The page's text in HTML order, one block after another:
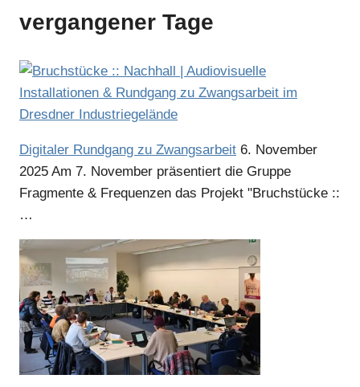
vergangener Tage
Digitaler Rundgang zu Zwangsarbeit 6. November
2025 Am 7. November präsentiert die Gruppe
Fragmente & Frequenzen das Projekt "Bruchstücke ::
…